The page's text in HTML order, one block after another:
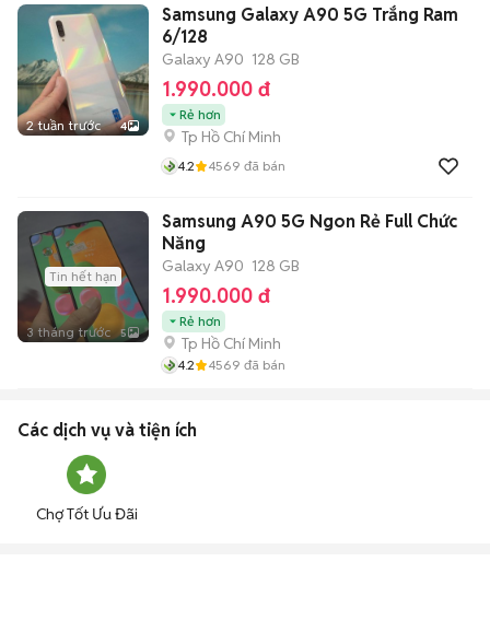
2 tuần trước 4
Samsung Galaxy A90 5G Trắng Ram
6/128
Galaxy A90 128 GB
1.990.000 đ
Rẻ hơn
Tp Hồ Chí Minh
4.2 4569 đã bán
Tin hết hạn
3 tháng trước 5
Samsung A90 5G Ngon Rẻ Full Chức
Năng
Galaxy A90 128 GB
1.990.000 đ
Rẻ hơn
Tp Hồ Chí Minh
4.2 4569 đã bán
Các dịch vụ và tiện ích
Chợ Tốt Ưu Đãi